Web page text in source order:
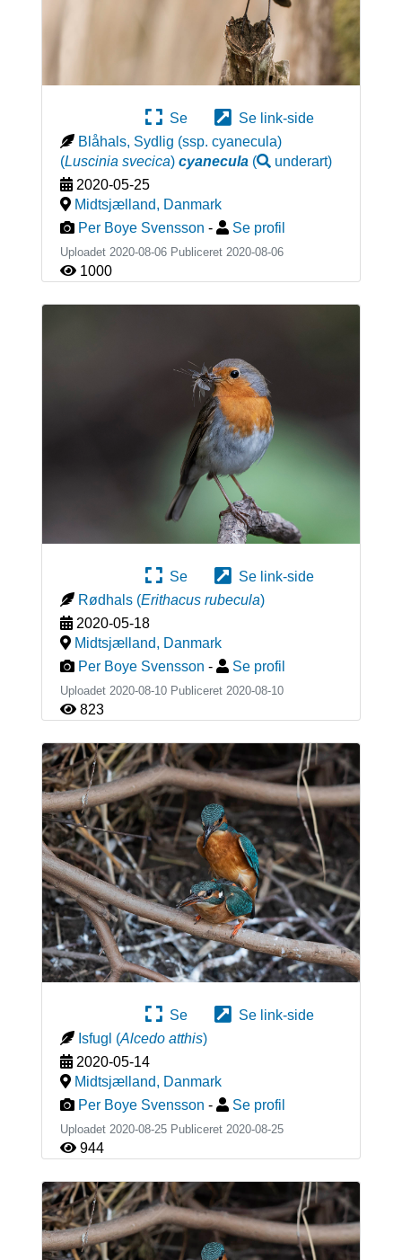
Se
Se link-side
Blåhals, Sydlig (ssp. cyanecula)
(Luscinia svecica) cyanecula( underart)
2020-05-25
Midtsjælland, Danmark
Per Boye Svensson - Se profil
Uploadet 2020-08-06 Publiceret 2020-08-06
1000
Se
Se link-side
Rødhals (Erithacus rubecula)
2020-05-18
Midtsjælland, Danmark
Per Boye Svensson - Se profil
Uploadet 2020-08-10 Publiceret 2020-08-10
823
Se
Se link-side
Isfugl (Alcedo atthis)
2020-05-14
Midtsjælland, Danmark
Per Boye Svensson - Se profil
Uploadet 2020-08-25 Publiceret 2020-08-25
944